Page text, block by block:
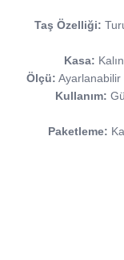
Taş Özelliği:
Kasa:
Ölçü:
Kullanım:
Paketleme: